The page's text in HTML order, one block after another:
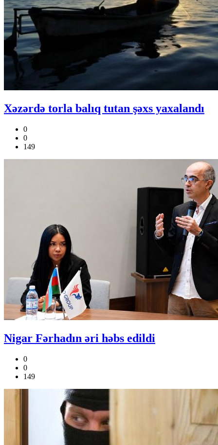
Xəzərdə torla balıq tutan şəxs yaxalandı
0
0
149
Nigar Fərhadın əri həbs edildi
0
0
149